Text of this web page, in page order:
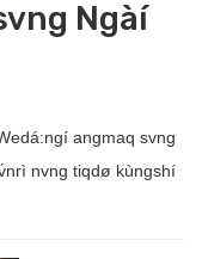
Ngàí
angmaq svng
nvng tiqdø kùngshí